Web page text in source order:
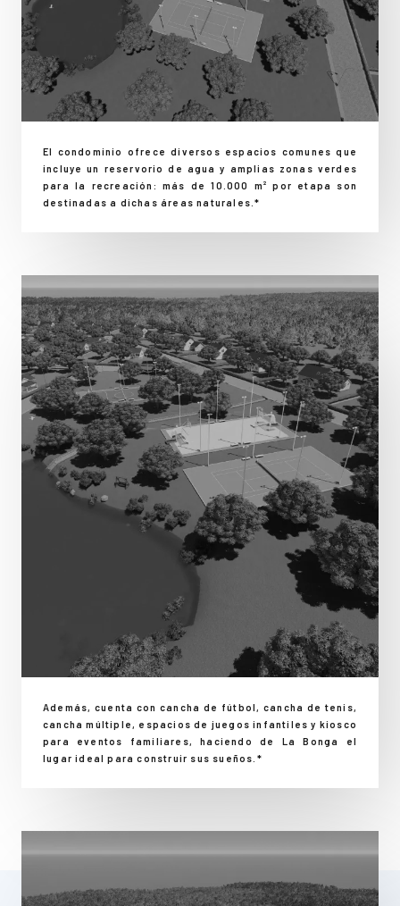
El condominio ofrece diversos espacios comunes que
incluye un reservorio de agua y amplias zonas verdes
para la recreación: más de 10.000 m² por etapa son
destinadas a dichas áreas naturales.*
Además, cuenta con cancha de fútbol, cancha de tenis,
cancha múltiple, espacios de juegos infantiles y kiosco
para eventos familiares, haciendo de La Bonga el
lugar ideal para construir sus sueños.*